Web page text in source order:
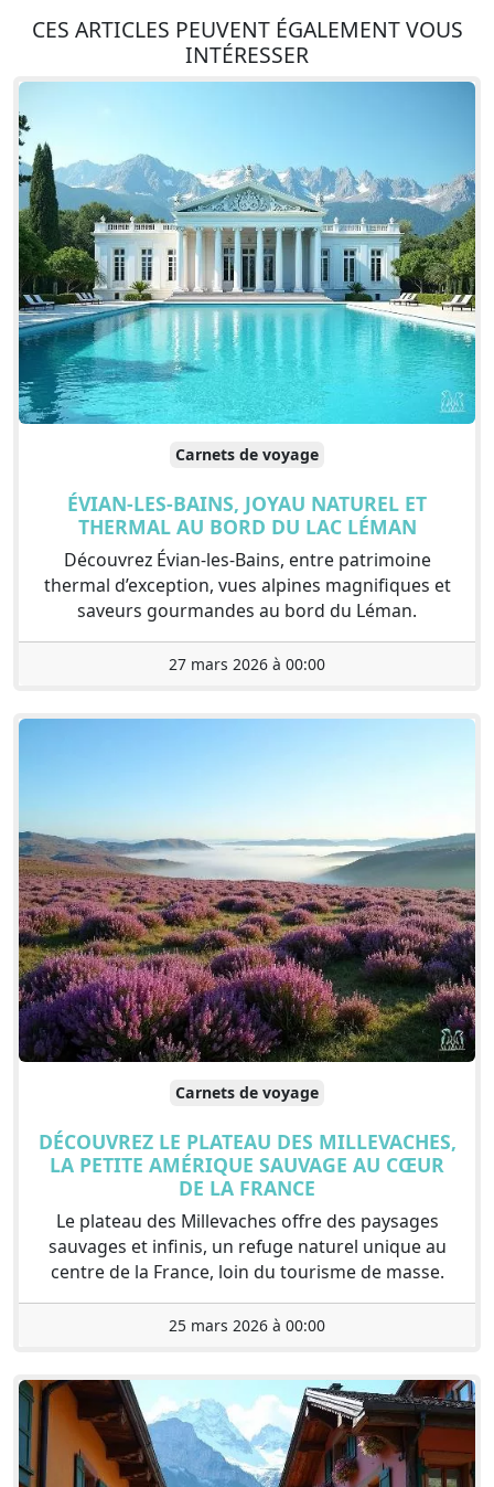
CES ARTICLES PEUVENT ÉGALEMENT VOUS
INTÉRESSER
Carnets de voyage
ÉVIAN-LES-BAINS, JOYAU NATUREL ET
THERMAL AU BORD DU LAC LÉMAN
Découvrez Évian-les-Bains, entre patrimoine
thermal d’exception, vues alpines magnifiques et
saveurs gourmandes au bord du Léman.
27 mars 2026 à 00:00
Carnets de voyage
DÉCOUVREZ LE PLATEAU DES MILLEVACHES,
LA PETITE AMÉRIQUE SAUVAGE AU CŒUR
DE LA FRANCE
Le plateau des Millevaches offre des paysages
sauvages et infinis, un refuge naturel unique au
centre de la France, loin du tourisme de masse.
25 mars 2026 à 00:00